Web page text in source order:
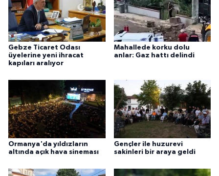
Gebze Ticaret Odası
üyelerine yeni ihracat
kapıları aralıyor
Mahallede korku dolu
anlar: Gaz hattı delindi
Ormanya'da yıldızların
altında açık hava sineması
Gençler ile huzurevi
sakinleri bir araya geldi